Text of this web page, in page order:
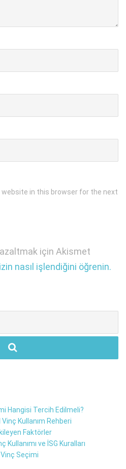
website in this browser for the next
için Akismet
nasıl işlendiğini öğrenin.
Hangisi Tercih Edilmeli?
Kullanım Rehberi
Faktörler
Kullanımı ve İSG Kuralları
Vinç Seçimi